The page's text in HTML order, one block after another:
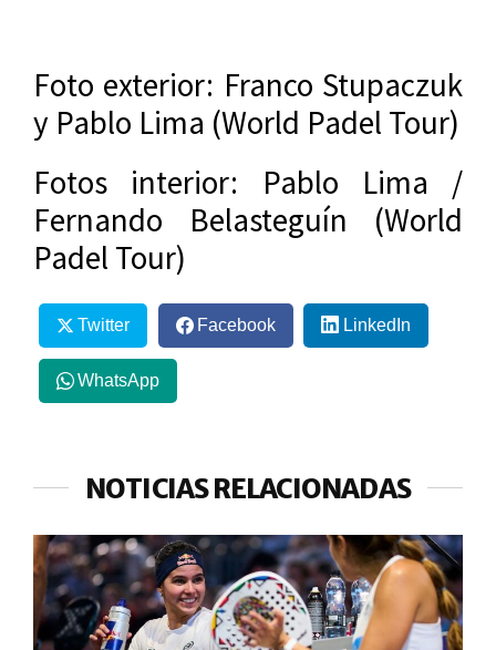
Foto exterior: Franco Stupaczuk
y Pablo Lima (World Padel Tour)
Fotos interior: Pablo Lima /
Fernando Belasteguín (World
Padel Tour)
Twitter Facebook LinkedIn
WhatsApp
NOTICIAS RELACIONADAS